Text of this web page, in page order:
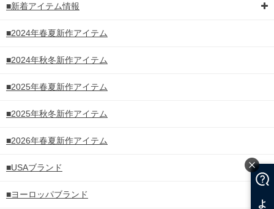
■新着アイテム情報
■2024年春夏新作アイテム
■2024年秋冬新作アイテム
■2025年春夏新作アイテム
■2025年秋冬新作アイテム
■2026年春夏新作アイテム
■USAブランド
■ヨーロッパブランド